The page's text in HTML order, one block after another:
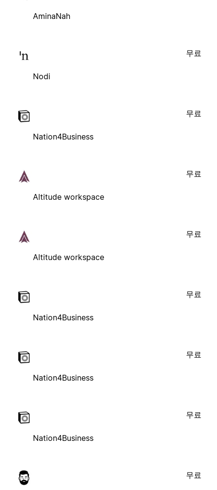
AminaNah
Nodi
무료
Nation4Business
무료
Altitude workspace
무료
Altitude workspace
무료
Nation4Business
무료
Nation4Business
무료
Nation4Business
무료
무료